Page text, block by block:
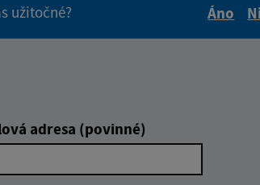
užitočné?
Áno
adresa (povinné)